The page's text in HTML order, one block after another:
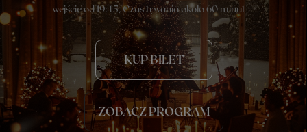
ZOBACZ PROGRAM
KUP BILET